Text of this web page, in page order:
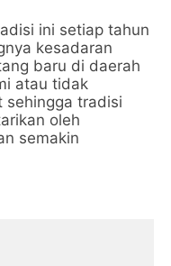
ini setiap tahun
kesadaran
baru di daerah
atau tidak
sehingga tradisi
oleh
semakin